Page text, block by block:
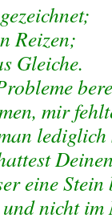
Reizen;
Gleiche.
mir
eine
nicht im